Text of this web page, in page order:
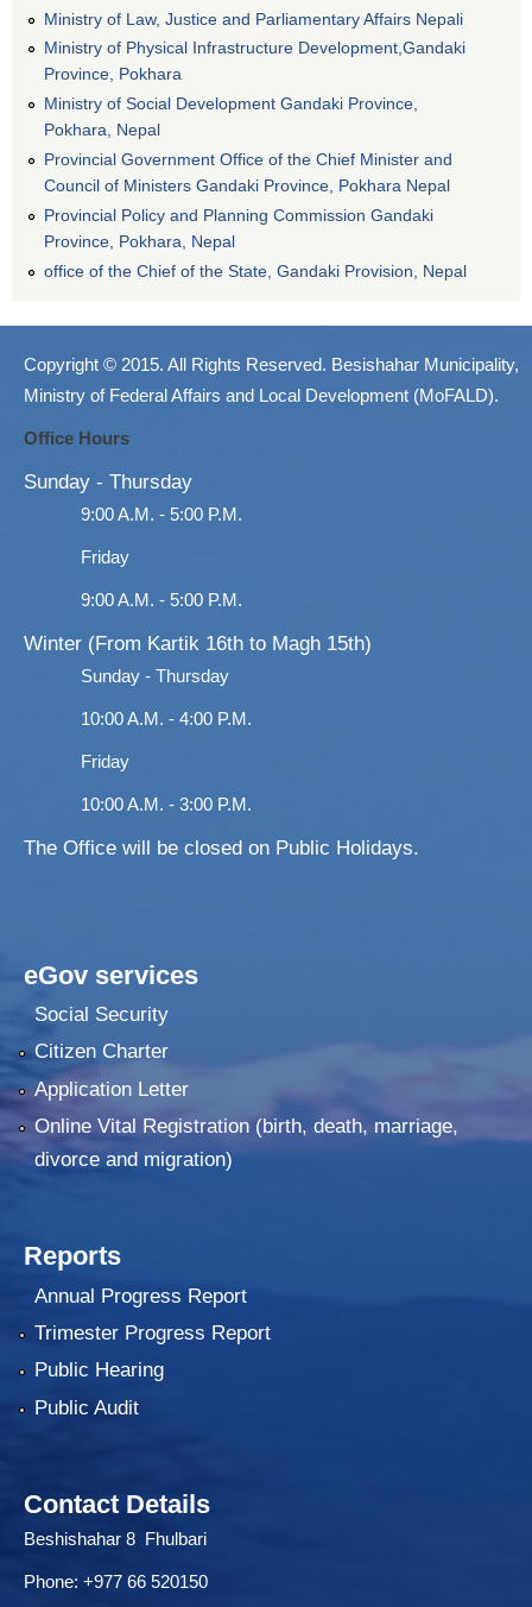
Ministry of Law, Justice and Parliamentary Affairs Nepali
Ministry of Physical Infrastructure Development,Gandaki
Province, Pokhara
Ministry of Social Development Gandaki Province,
Pokhara, Nepal
Provincial Government Office of the Chief Minister and
Council of Ministers Gandaki Province, Pokhara Nepal
Provincial Policy and Planning Commission Gandaki
Province, Pokhara, Nepal
office of the Chief of the State, Gandaki Provision, Nepal
Copyright © 2015. All Rights Reserved. Besishahar Municipality,
Ministry of Federal Affairs and Local Development (MoFALD).
Office Hours
Sunday - Thursday
9:00 A.M. - 5:00 P.M.
Friday
9:00 A.M. - 5:00 P.M.
Winter (From Kartik 16th to Magh 15th)
Sunday - Thursday
10:00 A.M. - 4:00 P.M.
Friday
10:00 A.M. - 3:00 P.M.
The Office will be closed on Public Holidays.
eGov services
Social Security
Citizen Charter
Application Letter
Online Vital Registration (birth, death, marriage,
divorce and migration)
Reports
Annual Progress Report
Trimester Progress Report
Public Hearing
Public Audit
Contact Details
Beshishahar 8 Fhulbari
Phone: +977 66 520150